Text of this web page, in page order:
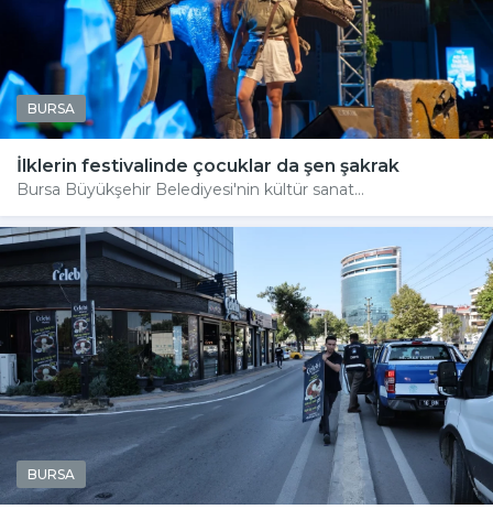
BURSA
İlklerin festivalinde çocuklar da şen şakrak
Bursa Büyükşehir Belediyesi'nin kültür sanat...
BURSA